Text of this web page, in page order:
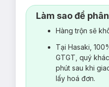
Làm sao để
Hàng trộn sẽ
Tại Hasaki,
GTGT, quý
phút sau khi
lấy hoá đơn.